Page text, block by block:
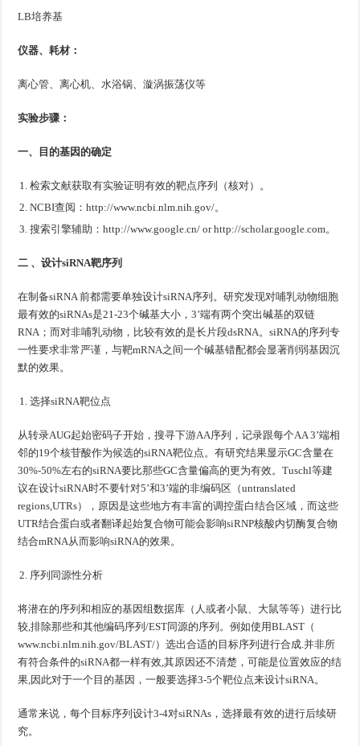
LB培养基
仪器、耗材：
离心管、离心机、水浴锅、漩涡振荡仪等
实验步骤：
一、目的基因的确定
检索文献获取有实验证明有效的靶点序列（核对）。
NCBI查阅：http://www.ncbi.nlm.nih.gov/。
搜索引擎辅助：http://www.google.cn/ or http://scholar.google.com。
二 、设计siRNA靶序列
在制备siRNA 前都需要单独设计siRNA序列。研究发现对哺乳动物细胞
最有效的siRNAs是21-23个碱基大小，3’端有两个突出碱基的双链
RNA；而对非哺乳动物，比较有效的是长片段dsRNA。siRNA的序列专
一性要求非常严谨，与靶mRNA之间一个碱基错配都会显著削弱基因沉
默的效果。
选择siRNA靶位点
从转录AUG起始密码子开始，搜寻下游AA序列，记录跟每个AA 3’端相
邻的19个核苷酸作为候选的siRNA靶位点。有研究结果显示GC含量在
30%-50%左右的siRNA要比那些GC含量偏高的更为有效。Tuschl等建
议在设计siRNA时不要针对5’和3’端的非编码区（untranslated
regions,UTRs），原因是这些地方有丰富的调控蛋白结合区域，而这些
UTR结合蛋白或者翻译起始复合物可能会影响siRNP核酸内切酶复合物
结合mRNA从而影响siRNA的效果。
序列同源性分析
将潜在的序列和相应的基因组数据库（人或者小鼠、大鼠等等）进行比
较,排除那些和其他编码序列/EST同源的序列。例如使用BLAST（
www.ncbi.nlm.nih.gov/BLAST/）选出合适的目标序列进行合成.并非所
有符合条件的siRNA都一样有效,其原因还不清楚，可能是位置效应的结
果,因此对于一个目的基因，一般要选择3-5个靶位点来设计siRNA。
通常来说，每个目标序列设计3-4对siRNAs，选择最有效的进行后续研
究。